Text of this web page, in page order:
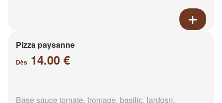
Pizza paysanne
Dès 14.00 €
Base sauce tomate, fromage, basilic, lardosn,